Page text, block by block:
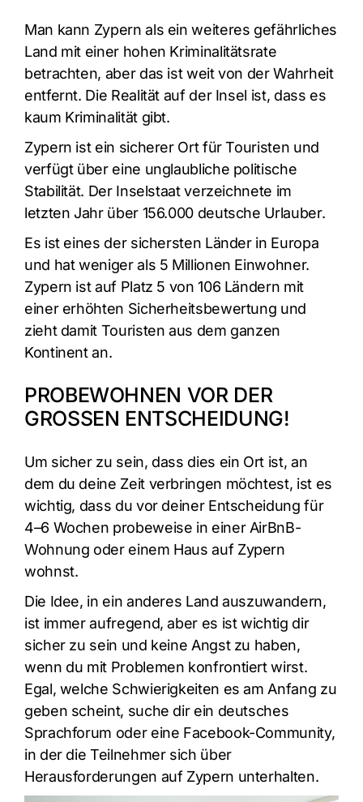
Man kann Zypern als ein weiteres gefährliches
Land mit einer hohen Kriminalitätsrate
betrachten, aber das ist weit von der Wahrheit
entfernt. Die Realität auf der Insel ist, dass es
kaum Kriminalität gibt.
Zypern ist ein sicherer Ort für Touristen und
verfügt über eine unglaubliche politische
Stabilität. Der Inselstaat verzeichnete im
letzten Jahr über 156.000 deutsche Urlauber.
Es ist eines der sichersten Länder in Europa
und hat weniger als 5 Millionen Einwohner.
Zypern ist auf Platz 5 von 106 Ländern mit
einer erhöhten Sicherheitsbewertung und
zieht damit Touristen aus dem ganzen
Kontinent an.
PROBEWOHNEN VOR DER
GROSSEN ENTSCHEIDUNG!
Um sicher zu sein, dass dies ein Ort ist, an
dem du deine Zeit verbringen möchtest, ist es
wichtig, dass du vor deiner Entscheidung für
4–6 Wochen probeweise in einer AirBnB-
Wohnung oder einem Haus auf Zypern
wohnst.
Die Idee, in ein anderes Land auszuwandern,
ist immer aufregend, aber es ist wichtig dir
sicher zu sein und keine Angst zu haben,
wenn du mit Problemen konfrontiert wirst.
Egal, welche Schwierigkeiten es am Anfang zu
geben scheint, suche dir ein deutsches
Sprachforum oder eine Facebook-Community,
in der die Teilnehmer sich über
Herausforderungen auf Zypern unterhalten.